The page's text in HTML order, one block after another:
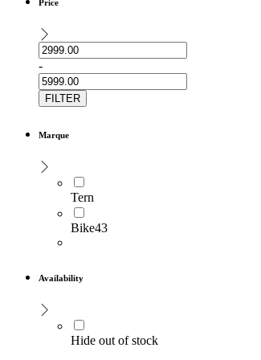
Price
-
FILTER
Marque
Tern
Bike43
Availability
Hide out of stock